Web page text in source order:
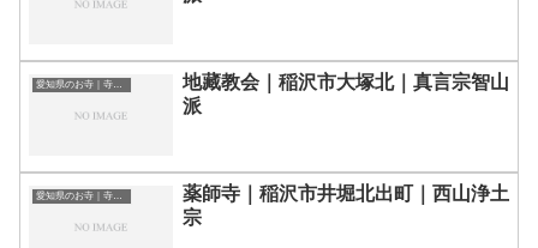
愛知県のお寺｜寺院一覧
地藏教会｜稲沢市大塚北｜真言宗智山
派
愛知県のお寺｜寺院一覧
薬師寺｜稲沢市井堀北出町｜西山浄土
宗